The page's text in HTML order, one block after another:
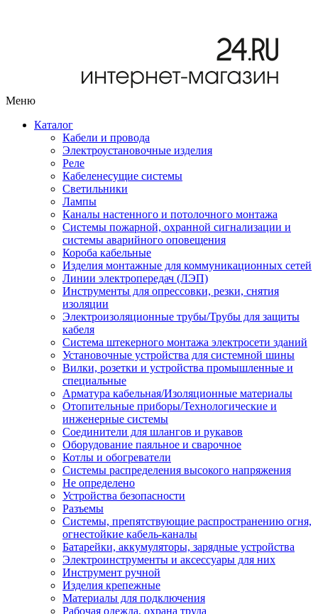
Меню
Каталог
Кабели и провода
Электроустановочные изделия
Реле
Кабеленесущие системы
Светильники
Лампы
Каналы настенного и потолочного монтажа
Системы пожарной, охранной сигнализации и
системы аварийного оповещения
Короба кабельные
Изделия монтажные для коммуникационных сетей
Линии электропередач (ЛЭП)
Инструменты для опрессовки, резки, снятия
изоляции
Электроизоляционные трубы/Трубы для защиты
кабеля
Система штекерного монтажа электросети зданий
Установочные устройства для системной шины
Вилки, розетки и устройства промышленные и
специальные
Арматура кабельная/Изоляционные материалы
Отопительные приборы/Технологические и
инженерные системы
Соединители для шлангов и рукавов
Оборудование паяльное и сварочное
Котлы и обогреватели
Системы распределения высокого напряжения
Не определено
Устройства безопасности
Разъемы
Системы, препятствующие распространению огня,
огнестойкие кабель-каналы
Батарейки, аккумуляторы, зарядные устройства
Электроинструменты и аксессуары для них
Инструмент ручной
Изделия крепежные
Материалы для подключения
Рабочая одежда, охрана труда